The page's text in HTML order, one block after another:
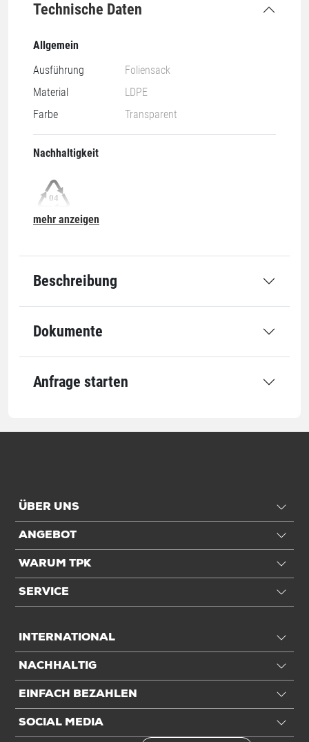
Technische Daten
Allgemein
Ausführung
Foliensack
Material
LDPE
Farbe
Transparent
Nachhaltigkeit
Grundmaße
Durchmesser
610 mm
Länge
Einheiten
Einheiten Stück: 1 Stück / 0,65 kg
Alle Angaben ohne Gewähr, Druckfehler vorbehalten.
mehr anzeigen
Beschreibung
Dokumente
Anfrage starten
ÜBER UNS
ANGEBOT
WARUM TPK
SERVICE
INTERNATIONAL
NACHHALTIG
EINFACH BEZAHLEN
SOCIAL MEDIA